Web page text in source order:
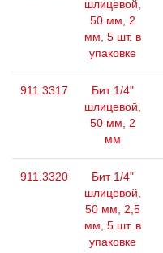
шлицевой,
50 мм, 2
мм, 5 шт. в
упаковке
911.3317
Бит 1/4"
шлицевой,
50 мм, 2
мм
911.3320
Бит 1/4"
шлицевой,
50 мм, 2,5
мм, 5 шт. в
упаковке